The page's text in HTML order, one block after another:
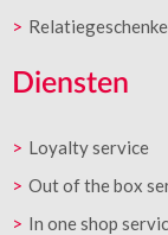
Diensten
Loyalty service
Out of the box
In one shop